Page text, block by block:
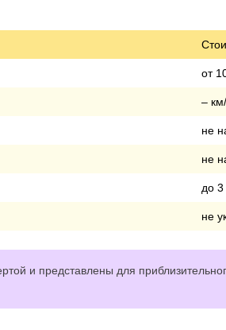
от
–
не
не
до
не
и представлены для